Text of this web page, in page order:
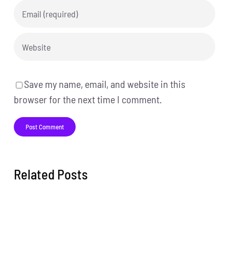
Save my name, email, and website in this
browser for the next time I comment.
Related Posts